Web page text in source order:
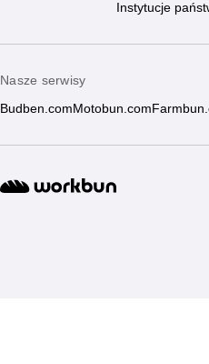
Instytucje
Nasze serwisy
Budben.com Motobun.com